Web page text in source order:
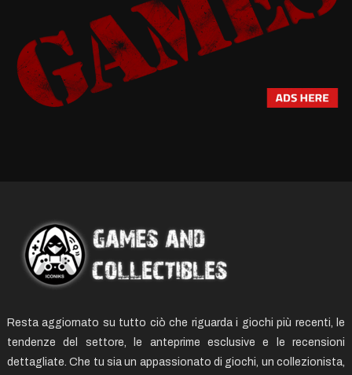
Resta aggiornato su tutto ciò che riguarda i giochi più recenti, le
tendenze del settore, le anteprime esclusive e le recensioni
dettagliate. Che tu sia un appassionato di giochi, un collezionista,